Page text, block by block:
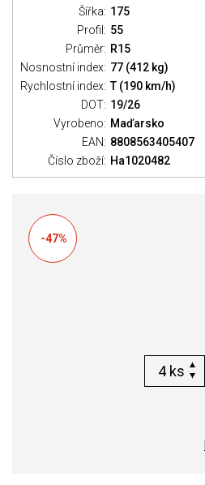
Šířka: 175
Profil: 55
Průměr: R15
Nosnostní index: 77 (412 kg)
Rychlostní index: T (190 km/h)
DOT: 19/26
Vyrobeno: Maďarsko
EAN: 8808563405407
Číslo zboží: Ha1020482
-47%
ks